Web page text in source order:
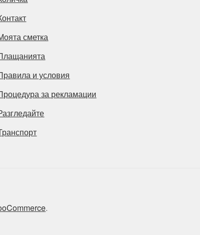
сметка
и условия
за рекламации
.